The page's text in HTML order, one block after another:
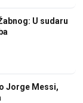
U sudaru
Jorge Messi,